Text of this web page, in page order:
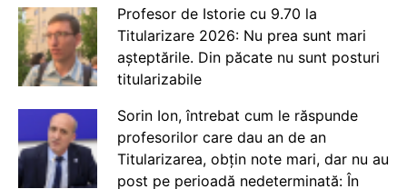
Profesor de Istorie cu 9.70 la
Titularizare 2026: Nu prea sunt mari
așteptările. Din păcate nu sunt posturi
titularizabile
Sorin Ion, întrebat cum le răspunde
profesorilor care dau an de an
Titularizarea, obțin note mari, dar nu au
post pe perioadă nedeterminată: În